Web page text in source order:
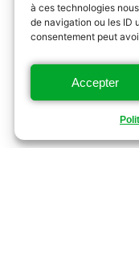
à ces technologies
de navigation ou les ID
consentement peut
Accepter